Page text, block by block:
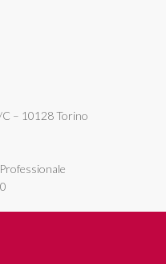
– 10128 Torino